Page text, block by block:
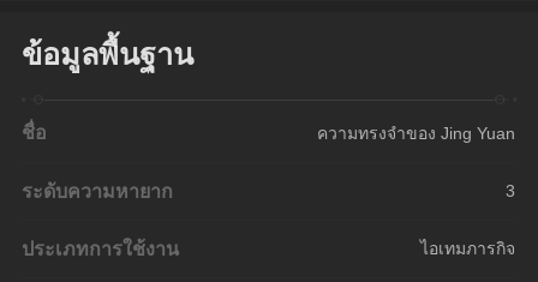
ข้อมูลพื้นฐาน
ชื่อ ความทรงจำของ Jing Yuan
ระดับความหายาก 3
ประเภทการใช้งาน ไอเทมภารกิจ